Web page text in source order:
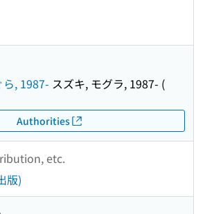
, 1987- スズキ, モグラ, 1987- (
Authorities
etc.
版)